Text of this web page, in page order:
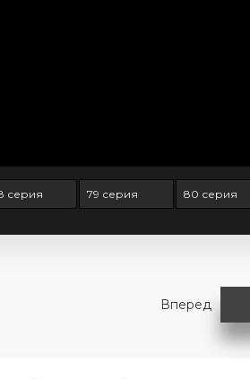
серия 79 серия 80 серия
Вперед